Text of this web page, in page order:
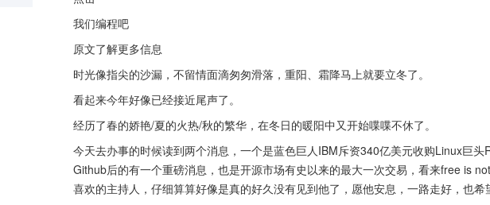
我们编程吧
原文了解更多信息
时光像指尖的沙漏，不留情面滴匆匆滑落，重阳、霜降马上就要立冬了。
看起来今年好像已经接近尾声了。
经历了春的娇艳/夏的火热/秋的繁华，在冬日的暖阳中又开始喋喋不休了。
今天去办事的时候读到两个消息，一个是蓝色巨人IBM斥资340亿美元收购Linux巨
Github后的有一个重磅消息，也是开源市场有史以来的最大一次交易，看来free is
喜欢的主持人，仔细算算好像是真的好久没有见到他了，愿他安息，一路走好，也希